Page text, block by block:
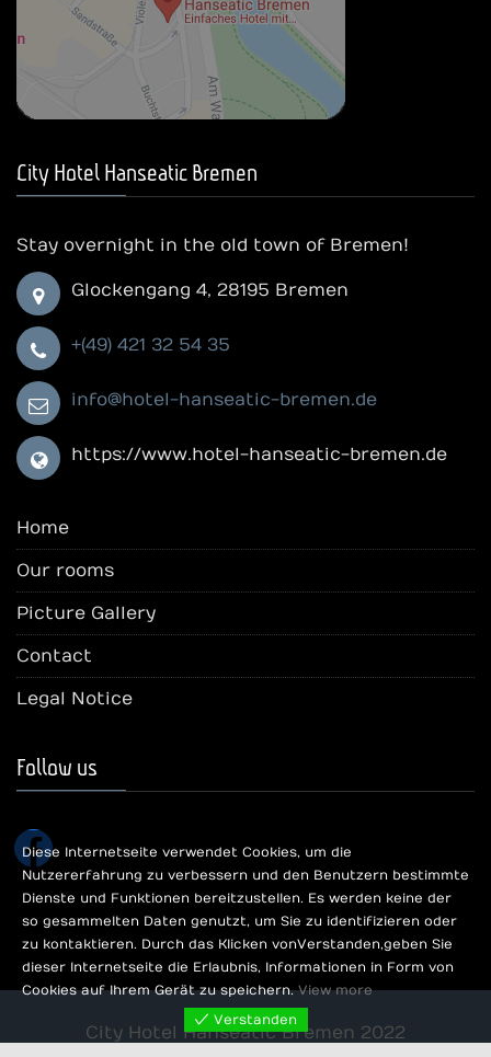
City Hotel Hanseatic Bremen
Stay overnight in the old town of Bremen!
Glockengang 4, 28195 Bremen
+(49) 421 32 54 35
info@hotel-hanseatic-bremen.de
https://www.hotel-hanseatic-bremen.de
Home
Our rooms
Picture Gallery
Contact
Legal Notice
Follow us
facebook
City Hotel Hanseatic Bremen 2022
Diese Internetseite verwendet Cookies, um die
Nutzererfahrung zu verbessern und den Benutzern bestimmte
Dienste und Funktionen bereitzustellen. Es werden keine der
so gesammelten Daten genutzt, um Sie zu identifizieren oder
zu kontaktieren. Durch das Klicken von Verstanden, geben Sie
dieser Internetseite die Erlaubnis, Informationen in Form von
Cookies auf Ihrem Gerät zu speichern.View more
Verstanden